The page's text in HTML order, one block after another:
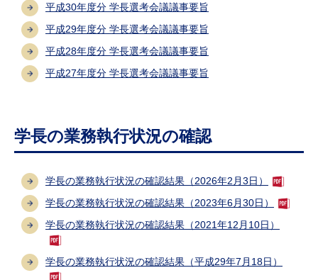
平成30年度分 学長選考会議議事要旨
平成29年度分 学長選考会議議事要旨
平成28年度分 学長選考会議議事要旨
平成27年度分 学長選考会議議事要旨
学長の業務執行状況の確認
学長の業務執行状況の確認結果（2026年2月3日）
学長の業務執行状況の確認結果（2023年6月30日）
学長の業務執行状況の確認結果（2021年12月10日）
学長の業務執行状況の確認結果（平成29年7月18日）